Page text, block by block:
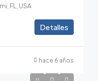
FL, USA
Detalles
hace 6 años